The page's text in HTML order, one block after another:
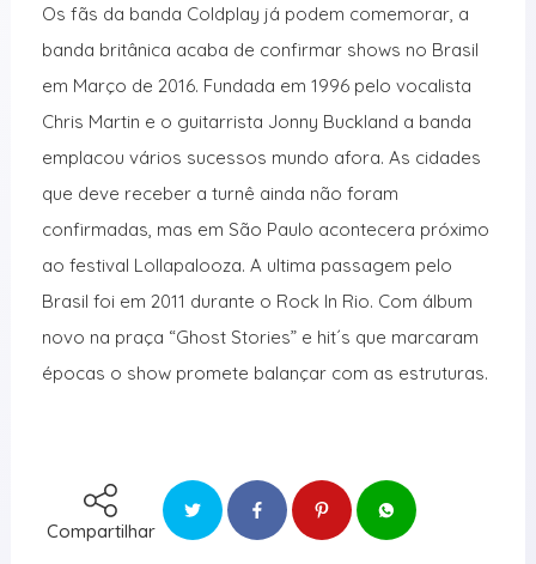
Os fãs da banda Coldplay já podem comemorar, a
banda britânica acaba de confirmar shows no Brasil
em Março de 2016. Fundada em 1996 pelo vocalista
Chris Martin e o guitarrista Jonny Buckland a banda
emplacou vários sucessos mundo afora. As cidades
que deve receber a turnê ainda não foram
confirmadas, mas em São Paulo acontecera próximo
ao festival Lollapalooza. A ultima passagem pelo
Brasil foi em 2011 durante o Rock In Rio. Com álbum
novo na praça “Ghost Stories” e hit´s que marcaram
épocas o show promete balançar com as estruturas.
Compartilhar